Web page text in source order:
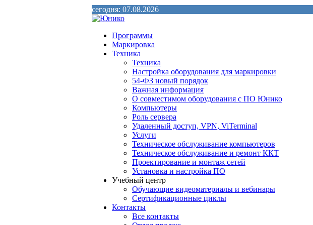
сегодня: 07.08.2026
Программы
Маркировка
Техника
Техника
Настройка оборудования для маркировки
54-ФЗ новый порядок
Важная информация
О совместимом оборудования с ПО Юнико
Компьютеры
Роль сервера
Удаленный доступ, VPN, ViTerminal
Услуги
Техническое обслуживание компьютеров
Техническое обслуживание и ремонт ККТ
Проектирование и монтаж сетей
Установка и настройка ПО
Учебный центр
Обучающие видеоматериалы и вебинары
Сертификационные циклы
Контакты
Все контакты